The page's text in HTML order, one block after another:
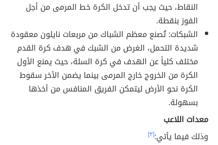
النقاط، حيث يجب أن تدخل الكرة خط المرمى من أجل
الفوز بنقطة.
الشبكات: تُصنع معظم الشباك من مربعات نايلون معقودة
شديدة التحمل، الغرض من الشبك في هدف كرة القدم
مختلف كلياً عن الهدف في كرة السلة، حيث يمنع الأول
الكرة من الخروج خارج المرمى بينما يضمن الأخر سقوط
الكرة نحو الأرض ليتمكن الفريق المنافس من أخذها
بسهولة.
معدات اللاعب
وذلك فيما يأتي:[٣]